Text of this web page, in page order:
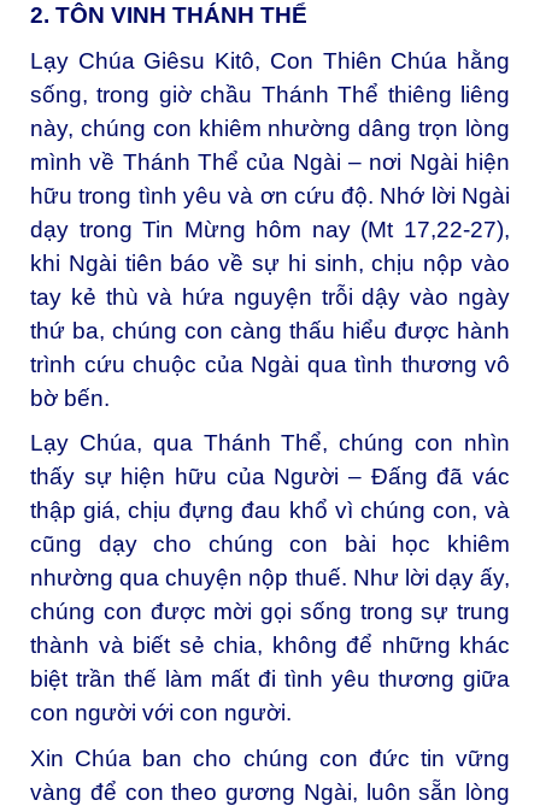
2. TÔN VINH THÁNH THỂ
Lạy Chúa Giêsu Kitô, Con Thiên Chúa hằng
sống, trong giờ chầu Thánh Thể thiêng liêng
này, chúng con khiêm nhường dâng trọn lòng
mình về Thánh Thể của Ngài – nơi Ngài hiện
hữu trong tình yêu và ơn cứu độ. Nhớ lời Ngài
dạy trong Tin Mừng hôm nay (Mt 17,22-27),
khi Ngài tiên báo về sự hi sinh, chịu nộp vào
tay kẻ thù và hứa nguyện trỗi dậy vào ngày
thứ ba, chúng con càng thấu hiểu được hành
trình cứu chuộc của Ngài qua tình thương vô
bờ bến.
Lạy Chúa, qua Thánh Thể, chúng con nhìn
thấy sự hiện hữu của Người – Đấng đã vác
thập giá, chịu đựng đau khổ vì chúng con, và
cũng dạy cho chúng con bài học khiêm
nhường qua chuyện nộp thuế. Như lời dạy ấy,
chúng con được mời gọi sống trong sự trung
thành và biết sẻ chia, không để những khác
biệt trần thế làm mất đi tình yêu thương giữa
con người với con người.
Xin Chúa ban cho chúng con đức tin vững
vàng để con theo gương Ngài, luôn sẵn lòng